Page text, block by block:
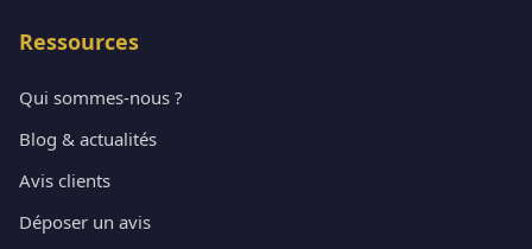
Ressources
Qui sommes-nous ?
Blog & actualités
Avis clients
Déposer un avis